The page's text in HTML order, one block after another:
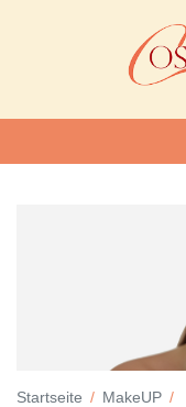
Startseite MakeUP